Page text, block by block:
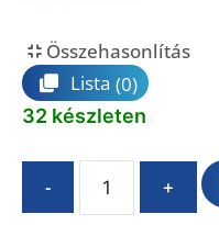
Összehasonlítás
Lista (0)
32 készleten
- +